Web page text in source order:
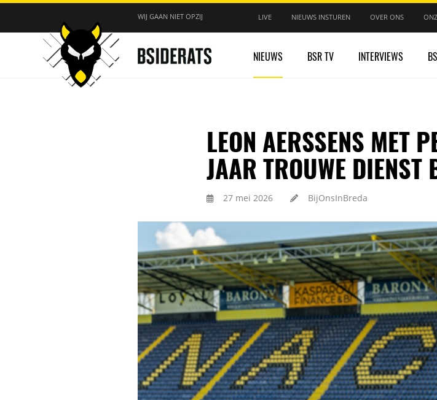
WIJ GAAN NIET OPZIJ LIVE NIEUWS INSTUREN OVER ONS
NIEUWS BSR TV INTERVIEWS
LEON AERSSENS MET
JAAR TROUWE DIENST
27 mei 2026 BijOnsInBreda